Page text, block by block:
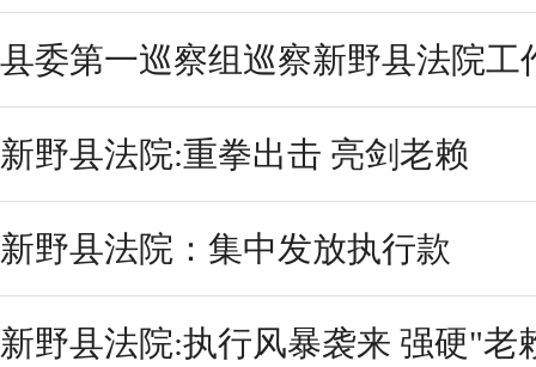
县委第一巡察组巡察新野县法院工
新野县法院:重拳出击 亮剑老赖
新野县法院：集中发放执行款
新野县法院:执行风暴袭来 强硬"老